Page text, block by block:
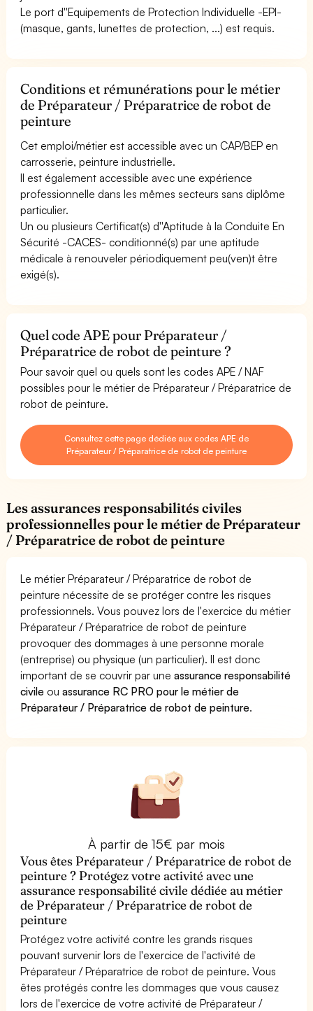
Le port d''Equipements de Protection Individuelle -EPI-
(masque, gants, lunettes de protection, ...) est requis.
Conditions et rémunérations pour le métier
de Préparateur / Préparatrice de robot de
peinture
Cet emploi/métier est accessible avec un CAP/BEP en
carrosserie, peinture industrielle.
Il est également accessible avec une expérience
professionnelle dans les mêmes secteurs sans diplôme
particulier.
Un ou plusieurs Certificat(s) d''Aptitude à la Conduite En
Sécurité -CACES- conditionné(s) par une aptitude
médicale à renouveler périodiquement peu(ven)t être
exigé(s).
Quel code APE pour Préparateur /
Préparatrice de robot de peinture ?
Pour savoir quel ou quels sont les codes APE / NAF
possibles pour le métier de Préparateur / Préparatrice de
robot de peinture.
Consultez cette page dédiée aux codes APE de
Préparateur / Préparatrice de robot de peinture
Les assurances responsabilités civiles
professionnelles pour le métier de Préparateur
/ Préparatrice de robot de peinture
Le métier Préparateur / Préparatrice de robot de
peinture nécessite de se protéger contre les risques
professionnels. Vous pouvez lors de l'exercice du métier
Préparateur / Préparatrice de robot de peinture
provoquer des dommages à une personne morale
(entreprise) ou physique (un particulier). Il est donc
important de se couvrir par uneassurance responsabilité
civile ouassurance RC PRO pour le métier de
Préparateur / Préparatrice de robot de peinture.
À partir de 15€ par mois
Vous êtes Préparateur / Préparatrice de robot de
peinture ? Protégez votre activité avec une
assurance responsabilité civile dédiée au métier
de Préparateur / Préparatrice de robot de
peinture
Protégez votre activité contre les grands risques
pouvant survenir lors de l'exercice de l'activité de
Préparateur / Préparatrice de robot de peinture. Vous
êtes protégés contre les dommages que vous causez
lors de l'exercice de votre activité de Préparateur /